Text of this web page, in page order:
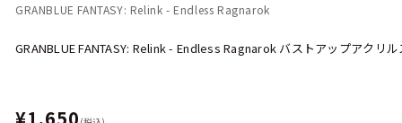
GRANBLUE FANTASY: Relink - Endless Ragnarok
GRANBLUE FANTASY: Relink - Endless Ragnarok バストアップアクリ